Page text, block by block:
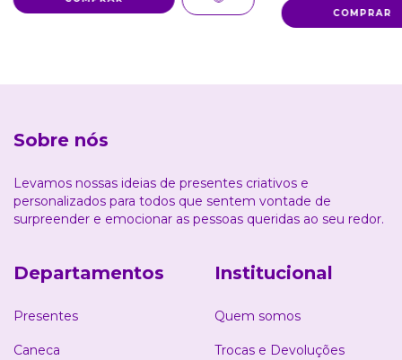
Sobre nós
Levamos nossas ideias de presentes criativos e
personalizados para todos que sentem vontade de
surpreender e emocionar as pessoas queridas ao seu redor.
Departamentos
Presentes
Caneca
Institucional
Quem somos
Trocas e Devoluções